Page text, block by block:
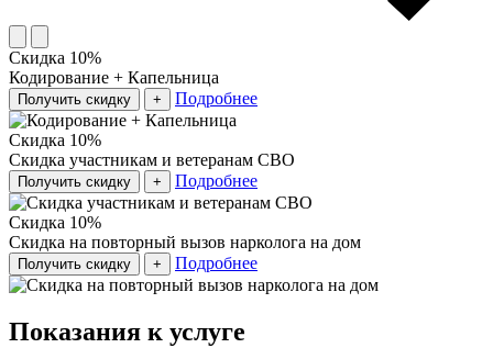
Скидка 10%
Кодирование + Капельница
Получить скидку + Подробнее
Скидка 10%
Скидка участникам и ветеранам СВО
Получить скидку + Подробнее
Скидка 10%
Скидка на повторный вызов нарколога на дом
Получить скидку + Подробнее
Показания к услуге